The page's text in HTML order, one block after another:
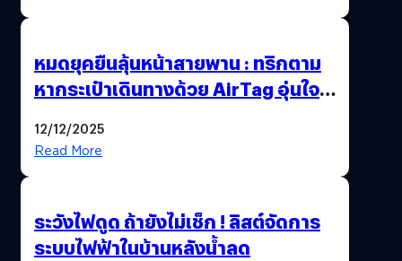
หมดยุคยืนลุ้นหน้าสายพาน : ทริกตาม
หากระเป๋าเดินทางด้วย AirTag อุ่นใจ
12/12/2025
Read More
ระวังไฟดูด ถ้ายังไม่เช็ก ! ลิสต์จัดการ
ระบบไฟฟ้าในบ้านหลังน้ำลด